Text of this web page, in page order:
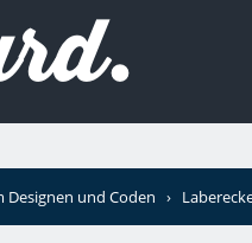
Designen und Coden ›